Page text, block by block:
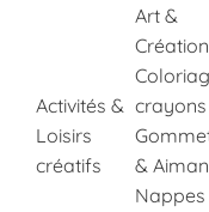
Activités &
Loisirs
créatifs
Art &
Création
crayons
&
Nappes